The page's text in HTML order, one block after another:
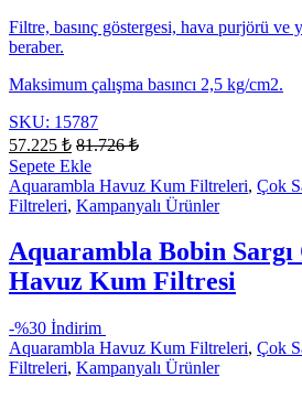
Filtre, basınç göstergesi, hava purjörü ve
beraber.
Maksimum çalışma basıncı 2,5 kg/cm2.
SKU: 15787
57.225 ₺ 81.726₺
Sepete Ekle
Aquarambla Havuz Kum Filtreleri, Çok
Filtreleri, Kampanyalı Ürünler
Aquarambla Bobin
Havuz Kum Filtresi
-%30 İndirim
Aquarambla Havuz Kum Filtreleri, Çok
Filtreleri, Kampanyalı Ürünler